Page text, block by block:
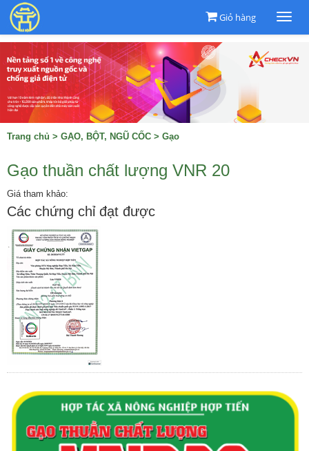
Giỏ hàng
Trang chủ > GẠO, BỘT, NGŨ CỐC > Gạo
Gạo thuần chất lượng VNR 20
Giá tham khảo:
Các chứng chỉ đạt được